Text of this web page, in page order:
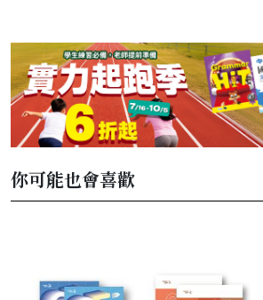
你可能也會喜歡